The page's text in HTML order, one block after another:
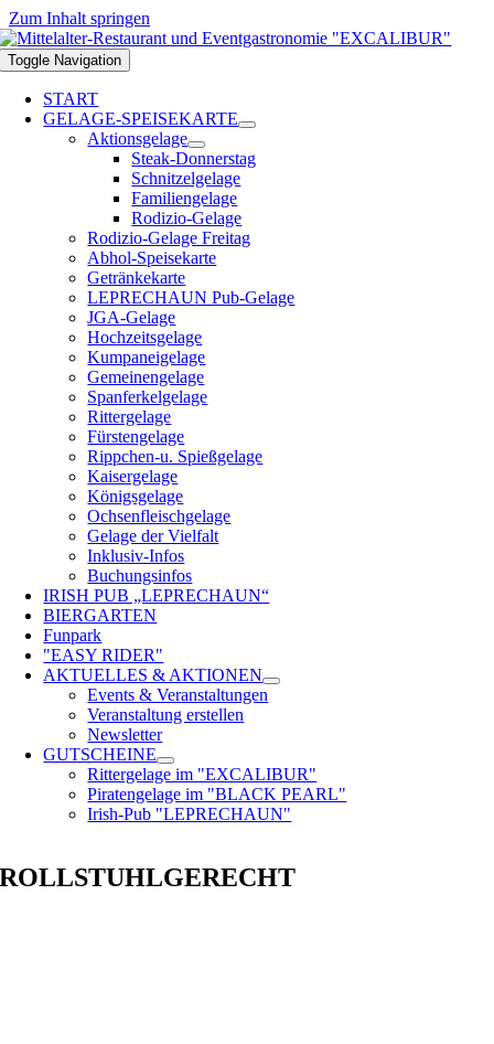
Zum Inhalt springen
Toggle Navigation
START
GELAGE-SPEISEKARTE
Aktionsgelage
Steak-Donnerstag
Schnitzelgelage
Familiengelage
Rodizio-Gelage
Rodizio-Gelage Freitag
Abhol-Speisekarte
Getränkekarte
LEPRECHAUN Pub-Gelage
JGA-Gelage
Hochzeitsgelage
Kumpaneigelage
Gemeinengelage
Spanferkelgelage
Rittergelage
Fürstengelage
Rippchen-u. Spießgelage
Kaisergelage
Königsgelage
Ochsenfleischgelage
Gelage der Vielfalt
Inklusiv-Infos
Buchungsinfos
IRISH PUB „LEPRECHAUN“
BIERGARTEN
Funpark
"EASY RIDER"
AKTUELLES & AKTIONEN
Events & Veranstaltungen
Veranstaltung erstellen
Newsletter
GUTSCHEINE
Rittergelage im "EXCALIBUR"
Piratengelage im "BLACK PEARL"
Irish-Pub "LEPRECHAUN"
ROLLSTUHLGERECHT